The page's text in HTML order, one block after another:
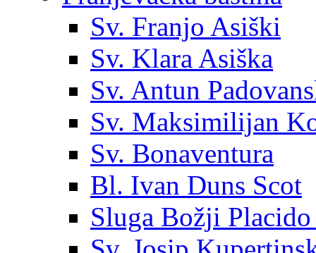
Sv. Franjo Asiški
Sv. Klara Asiška
Sv. Antun
Sv. Maksimilijan
Sv. Bonaventura
Bl. Ivan Duns Scot
Sluga Božji Placido